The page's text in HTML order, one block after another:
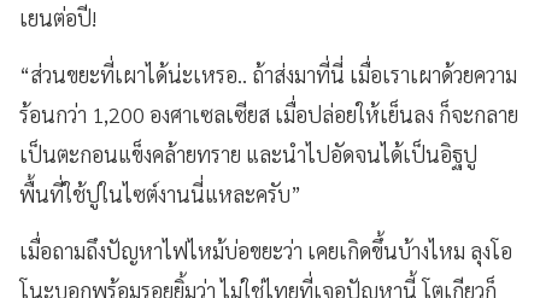
เยนต่อปี!
“ส่วนขยะที่เผาได้น่ะเหรอ.. ถ้าส่งมาที่นี่ เมื่อเราเผาด้วยความ
ร้อนกว่า 1,200 องศาเซลเซียส เมื่อปล่อยให้เย็นลง ก็จะกลาย
เป็นตะกอนแข็งคล้ายทราย และนำไปอัดจนได้เป็นอิฐปู
พื้นที่ใช้ปูในไซต์งานนี่แหละครับ”
เมื่อถามถึงปัญหาไฟไหม้บ่อขยะว่า เคยเกิดขึ้นบ้างไหม ลุงโอ
โนะบอกพร้อมรอยยิ้มว่า ไม่ใช่ไทยที่เจอปัญหานี้ โตเกียวก็